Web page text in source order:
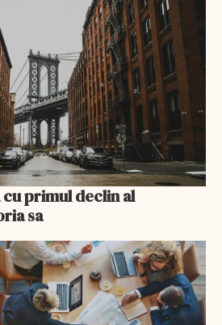
cu primul declin al
sa